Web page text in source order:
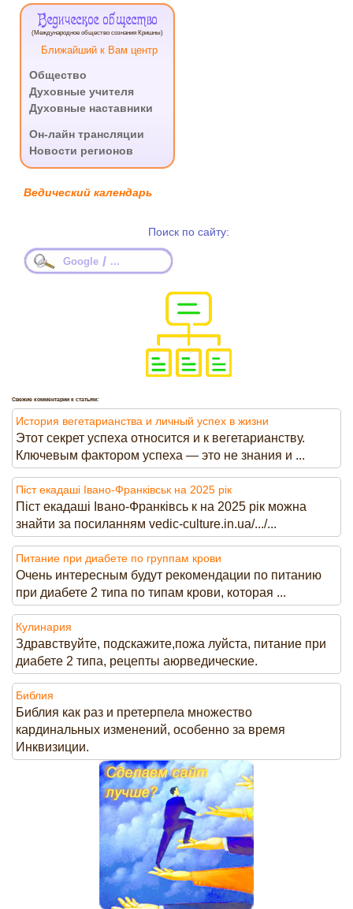
Ведическое общество
(Международное общество сознания Кришны)
Ближайший к Вам центр
Общество
Духовные учителя
Духовные наставники
Он-лайн трансляции
Новости регионов
Ведический календарь
Поиск по сайту:
Google / ...
Свежие комментарии к статьям:
История вегетарианства и личный успех в жизни
Этот секрет успеха относится и к вегетарианству.
Ключевым фактором успеха — это не знания и ...
Піст екадаші Івано-Франківськ на 2025 рік
Піст екадаші Івано-Франківсь к на 2025 рік можна
знайти за посиланням vedic-culture.in.ua/.../...
Питание при диабете по группам крови
Очень интересным будут рекомендации по питанию
при диабете 2 типа по типам крови, которая ...
Кулинария
Здравствуйте, подскажите,пожа луйста, питание при
диабете 2 типа, рецепты аюрведические.
Библия
Библия как раз и претерпела множество
кардинальных изменений, особенно за время
Инквизиции.